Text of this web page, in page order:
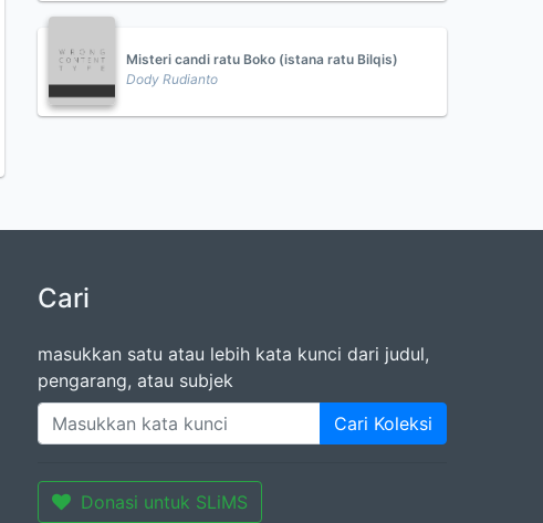
Misteri candi ratu Boko (istana ratu Bilqis)
Dody Rudianto
Cari
masukkan satu atau lebih kata kunci dari judul,
pengarang, atau subjek
Cari Koleksi
Donasi untuk SLiMS